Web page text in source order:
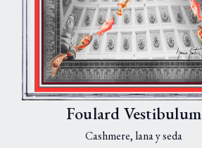
Foulard Vestibulum
Cashmere, lana y seda